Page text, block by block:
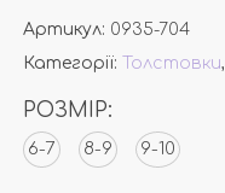
Артикул: 0935-704
Категорії:
Толстовки,
РОЗМІР:
6-7 8-9 9-10